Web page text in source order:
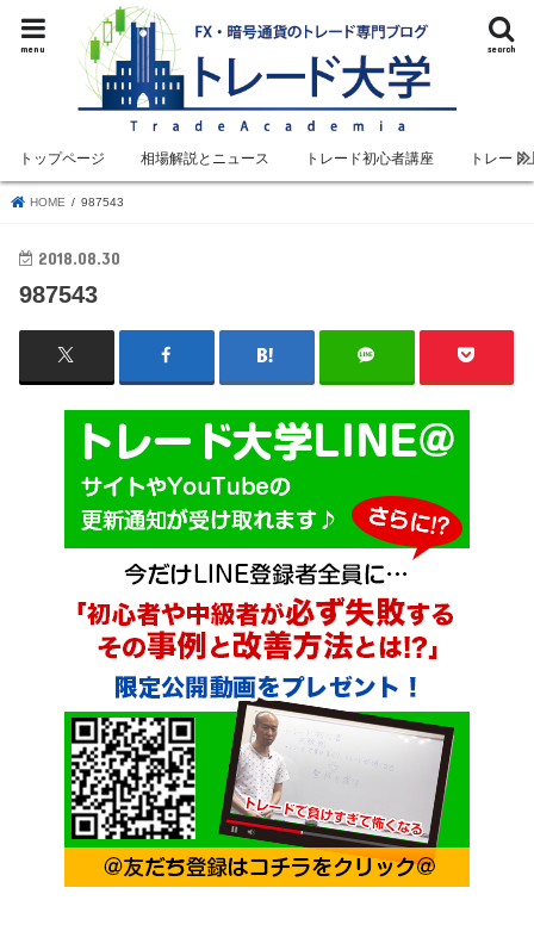
search
menu
トップページ 相場解説とニュース トレード初心者講座 トレード
HOME 987543
2018.08.30
987543